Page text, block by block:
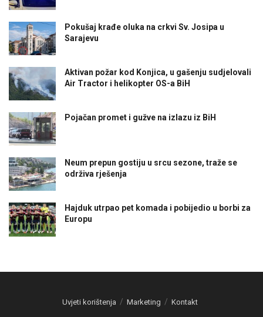
Pokušaj krađe oluka na crkvi Sv. Josipa u
Sarajevu
Aktivan požar kod Konjica, u gašenju sudjelovali
Air Tractor i helikopter OS-a BiH
Pojačan promet i gužve na izlazu iz BiH
Neum prepun gostiju u srcu sezone, traže se
održiva rješenja
Hajduk utrpao pet komada i pobijedio u borbi za
Europu
Uvjeti korištenja Marketing Kontakt